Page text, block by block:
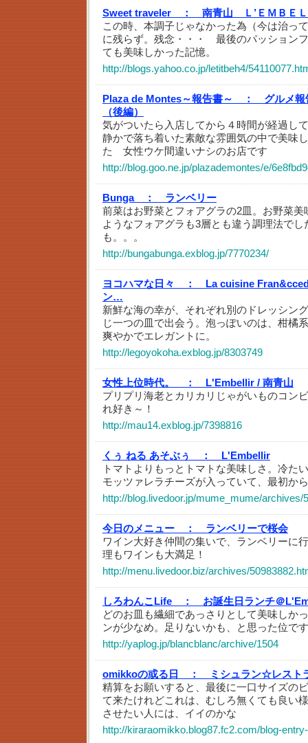
Sweet traveler ：
南青山 Ｌ’ＥＭＢＥ
この時、本調子じゃなかった為（今は治
に残らず。残念・・・ 最後のパッション
ても美味しかった記憶。
http://blogs.yahoo.co.jp/letitbeh4/
Plaza de Montes～報告書～ ：
グルメ
（後編）
気がついたら入店してから４時間が経過し
静かで落ち着いた素敵な雰囲気の中で美味
た 女性ウケ間違いナシのお店です
http://blog.goo.ne.jp/plazademontes/e/
Bunga ：
ランベリー
前菜はお野菜とフォアグラの2皿。お野菜
ようなフォアグラも3層とも違う調理法で
も。。。
http://bungabunga.exblog.jp/7770234/
ヨコハマな日々 ：
La cuisine
ン…
新鮮な海の幸が、それぞれ別のドレッシン
じ一つの皿で出会う。泡っぽいのは、柑橘
爽やかでエレガントに。
http://legoyokoha.exblog.jp/8303749
女性上位時代。 ：
L'Embellir / 南青山
プリプリ海老とカリカリじゃがいものコン
れ好き～！
http://mau14.exblog.jp/7398816
くぅ ねる あそぶぅ ：
L'Embellir
トマトよりもっとトマトな美味しさ。冷た
モッツァレラチーズが入っていて、最初か
http://blog.livedoor.jp/mume_mume/archives/
今日のメニュー ：
ランベリーで桜会
ワイン大好き仲間の集いで、ランベリーに
理もワインも大満足！
http://menu.livedoor.biz/archives/
しろわんこLife ：
お誕生日ランチ＠
どのお皿も繊細であっさりとして美味しか
ンが少なめ。足りないかも、と思った位で
http://yaplog.jp/blancblanc/archive/1504
omikkoの或る日 ：
ミシュラン☆レス
精算をお願いすると、最後に一口サイズの
て来たけれどこれは、むしろ無くても良い
させたい人には、イイのかな
http://kiraraomikko.blog87.fc2.com/blog-